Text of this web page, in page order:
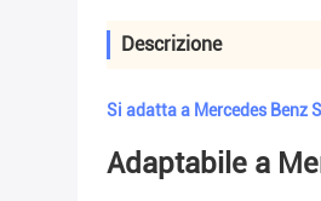
Descrizione
Si adatta a Mercedes Benz
Adaptabile a